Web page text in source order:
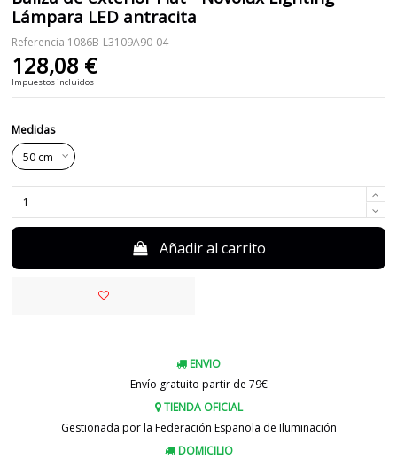
Lámpara LED antracita
Referencia 1086B-L3109A90-04
128,08 €
Impuestos incluidos
Medidas
Añadir al carrito
ENVIO
Envío gratuito partir de 79€
TIENDA OFICIAL
Gestionada por la Federación Española de Iluminación
DOMICILIO